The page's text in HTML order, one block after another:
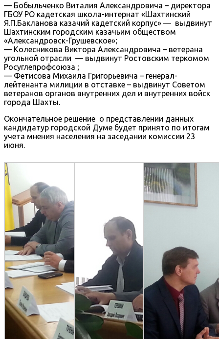
— Бобыльченко Виталия Александровича – директора
ГБОУ РО кадетская школа-интернат «Шахтинский
Я.П.Бакланова казачий кадетский корпус» — выдвинут
Шахтинским городским казачьим обществом
«Александровск-Грушевское»;
— Колесникова Виктора Александровича – ветерана
угольной отрасли — выдвинут Ростовским теркомом
Росуглепрофсоюза ;
— Фетисова Михаила Григорьевича – генерал-
лейтенанта милиции в отставке – выдвинут Советом
ветеранов органов внутренних дел и внутренних войск
города Шахты.
Окончательное решение о представлении данных
кандидатур городской Думе будет принято по итогам
учета мнения населения на заседании комиссии 23
июня.